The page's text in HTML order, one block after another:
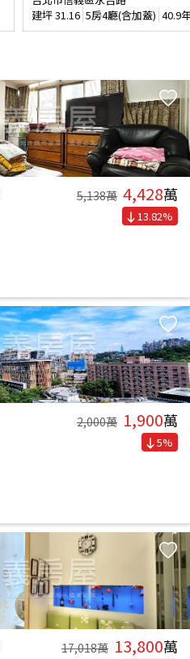
建坪31.16 5房4廳(含加蓋) 40.9
5,138萬 4,428萬
13.82%
2,000萬 1,900萬
5%
17,018萬 13,800萬